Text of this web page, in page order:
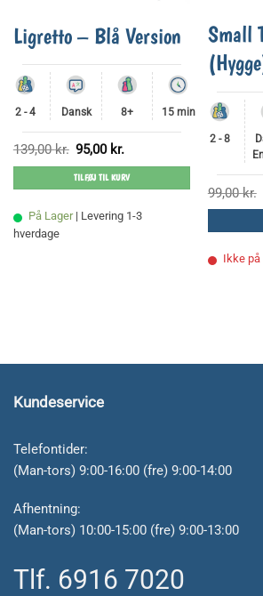
Ligretto – Blå Version
2 - 4 Dansk 8+ 15 min
139,00kr. Den
oprindelige
pris
var:
139,00 kr..
95,00 kr.
aktuelle
pris
er:
95,00 kr..
TILFØJ TIL KURV
På Lager | Levering 1-3
hverdage
Small
2 - 8
99,00kr.
Ikke på
Kundeservice
Telefontider:
(Man-tors) 9:00-16:00 (fre) 9:00-14:00
Afhentning:
(Man-tors) 10:00-15:00 (fre) 9:00-13:00
Tlf. 6916 7020